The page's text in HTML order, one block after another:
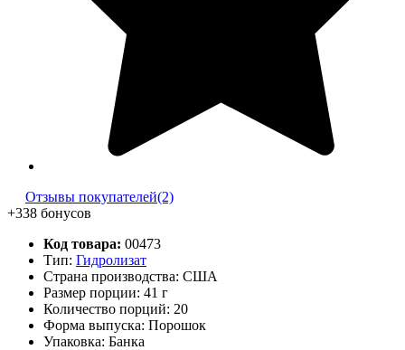
Отзывы покупателей(2)
+338 бонусов
Код товара: 00473
Тип: Гидролизат
Страна производства: США
Размер порции: 41 г
Количество порций: 20
Форма выпуска: Порошок
Упаковка: Банка